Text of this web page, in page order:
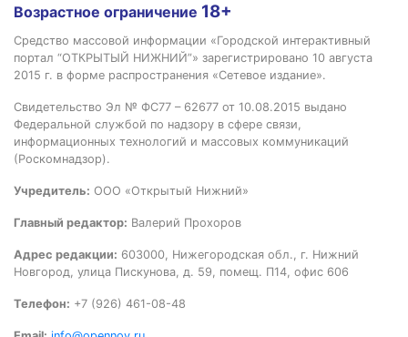
Возрастное ограничение 18+
Средство массовой информации «Городской интерактивный
портал “ОТКРЫТЫЙ НИЖНИЙ”» зарегистрировано 10 августа
2015 г. в форме распространения «Сетевое издание».
Свидетельство Эл № ФС77 – 62677 от 10.08.2015 выдано
Федеральной службой по надзору в сфере связи,
информационных технологий и массовых коммуникаций
(Роскомнадзор).
Учредитель: ООО «Открытый Нижний»
Главный редактор: Валерий Прохоров
Адрес редакции: 603000, Нижегородская обл., г. Нижний
Новгород, улица Пискунова, д. 59, помещ. П14, офис 606
Телефон: +7 (926) 461-08-48